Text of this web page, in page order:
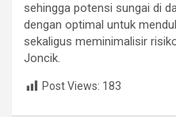
sehingga potensi sungai di
dengan optimal untuk
sekaligus meminimalisir
Joncik.
Post Views: 183